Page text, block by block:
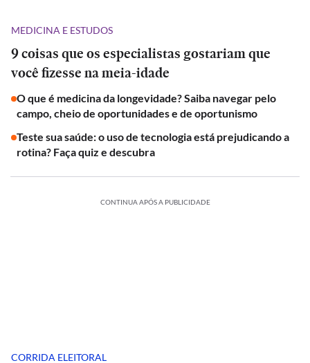
MEDICINA E ESTUDOS
9 coisas que os especialistas gostariam que
você fizesse na meia-idade
O que é medicina da longevidade? Saiba navegar pelo
campo, cheio de oportunidades e de oportunismo
Teste sua saúde: o uso de tecnologia está prejudicando a
rotina? Faça quiz e descubra
CONTINUA APÓS A PUBLICIDADE
CORRIDA ELEITORAL